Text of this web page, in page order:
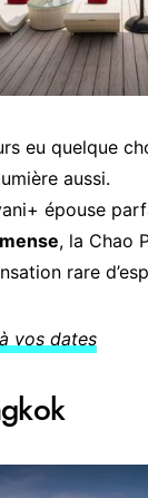
eu quelque
aussi.
épouse
, la Chao
rare
vos dates